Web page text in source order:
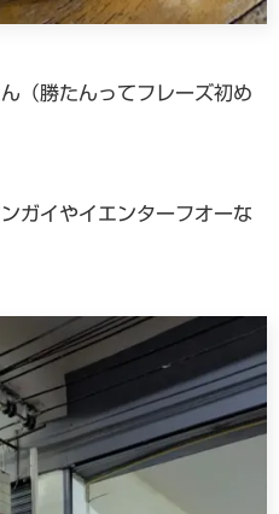
（勝たんってフレーズ初め
ガイやイエンターフオーな